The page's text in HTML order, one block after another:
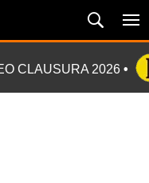
CLAUSURA 2026